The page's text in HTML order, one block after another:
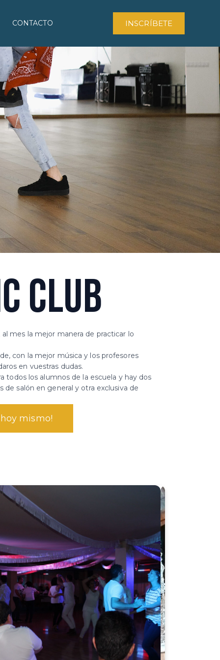
CONTACTO INSCRÍBETE
CLUB​
mes la mejor manera de practicar lo
con la mejor música y los profesores
en vuestras dudas.
todos los alumnos de la escuela y hay dos
de salón en general y otra exclusiva de
mismo!